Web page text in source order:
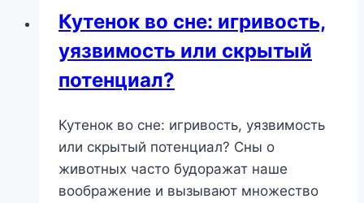
предвещает
и
как
его
Кутенок во сне: игривость,
уязвимость или скрытый
потенциал?
Кутенок во сне: игривость, уязвимость
или скрытый потенциал? Сны о
животных часто будоражат наше
воображение и вызывают множество